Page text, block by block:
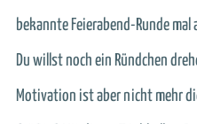
bekannte Feierabend-Runde mal
Du willst noch ein Ründchen
Motivation ist aber nicht mehr